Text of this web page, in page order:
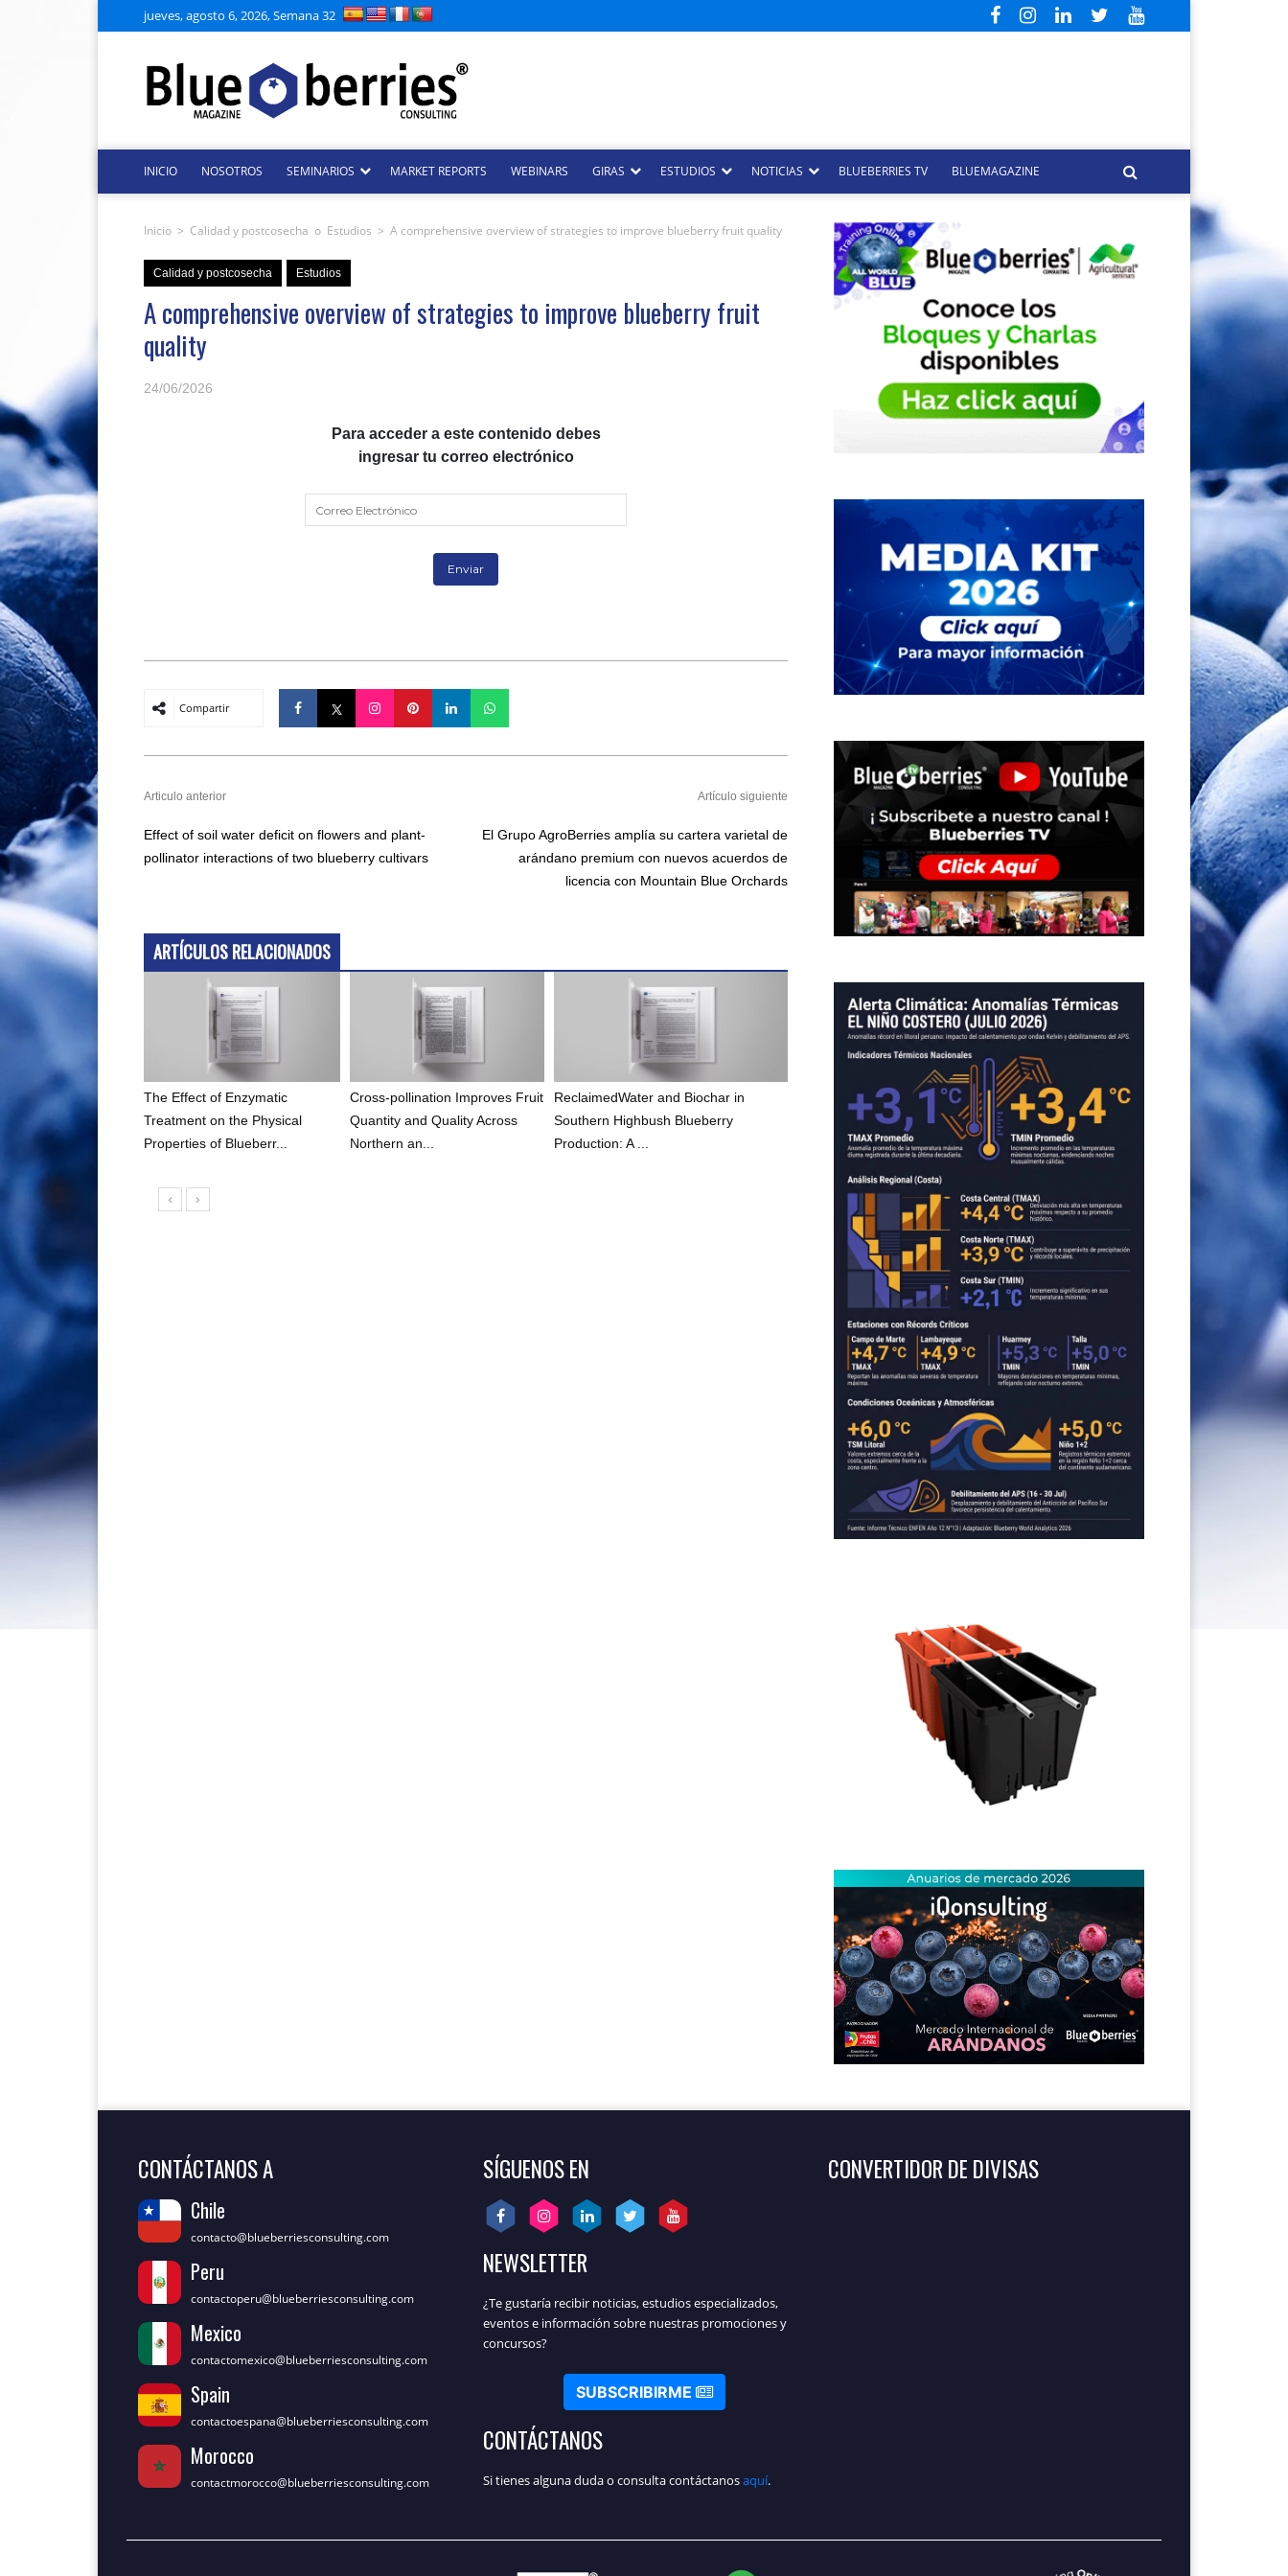
jueves, agosto 6, 2026, Semana 32
INICIO NOSOTROS SEMINARIOS MARKET REPORTS WEBINARS GIRAS ESTUDIOS NOTICIAS BLUEBERRIES TV BLUEMAGAZINE
Inicio > Calidad y postcosecha o Estudios > A comprehensive overview of strategies to improve blueberry fruit quality
Calidad y postcosecha Estudios
A comprehensive overview of strategies to improve blueberry fruit
quality
24/06/2026
Para acceder a este contenido debes
ingresar tu correo electrónico
Compartir
Articulo anterior
Effect of soil water deficit on flowers and plant-
pollinator interactions of two blueberry cultivars
Artículo siguiente
El Grupo AgroBerries amplía su cartera varietal de
arándano premium con nuevos acuerdos de
licencia con Mountain Blue Orchards
ARTÍCULOS RELACIONADOS
The Effect of Enzymatic
Treatment on the Physical
Properties of Blueberr...
Cross-pollination Improves Fruit
Quantity and Quality Across
Northern an...
ReclaimedWater and Biochar in
Southern Highbush Blueberry
Production: A ...
CONTÁCTANOS A
Chile
contacto@blueberriesconsulting.com
Peru
contactoperu@blueberriesconsulting.com
Mexico
contactomexico@blueberriesconsulting.com
Spain
contactoespana@blueberriesconsulting.com
Morocco
contactmorocco@blueberriesconsulting.com
SÍGUENOS EN
NEWSLETTER
¿Te gustaría recibir noticias, estudios especializados,
eventos e información sobre nuestras promociones y
concursos?
SUBSCRIBIRME
CONTÁCTANOS
Si tienes alguna duda o consulta contáctanosaquí.
CONVERTIDOR DE DIVISAS